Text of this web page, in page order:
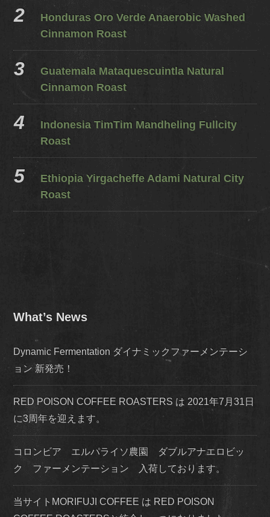
Honduras Oro Verde Anaerobic Washed
Cinnamon Roast
Guatemala Mataquescuintla Natural
Cinnamon Roast
Indonesia TimTim Mandheling Fullcity
Roast
Ethiopia Yirgacheffe Adami Natural City
Roast
What’s News
Dynamic Fermentation ダイナミックファーメンテーシ
ョン 新発売！
RED POISON COFFEE ROASTERS は 2021年7月31日
に3周年を迎えます。
コロンビア エルパライソ農園 ダブルアナエロビッ
ク ファーメンテーション 入荷しております。
当サイトMORIFUJI COFFEE は RED POISON